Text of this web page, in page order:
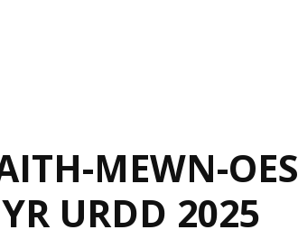
MEWN-OES
URDD 2025